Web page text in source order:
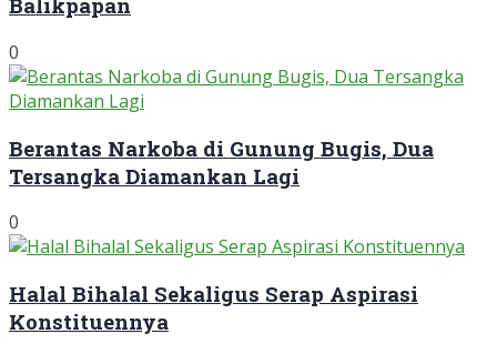
0
Berantas Narkoba di Gunung Bugis, Dua
Tersangka Diamankan Lagi
0
Halal Bihalal Sekaligus Serap Aspirasi
Konstituennya